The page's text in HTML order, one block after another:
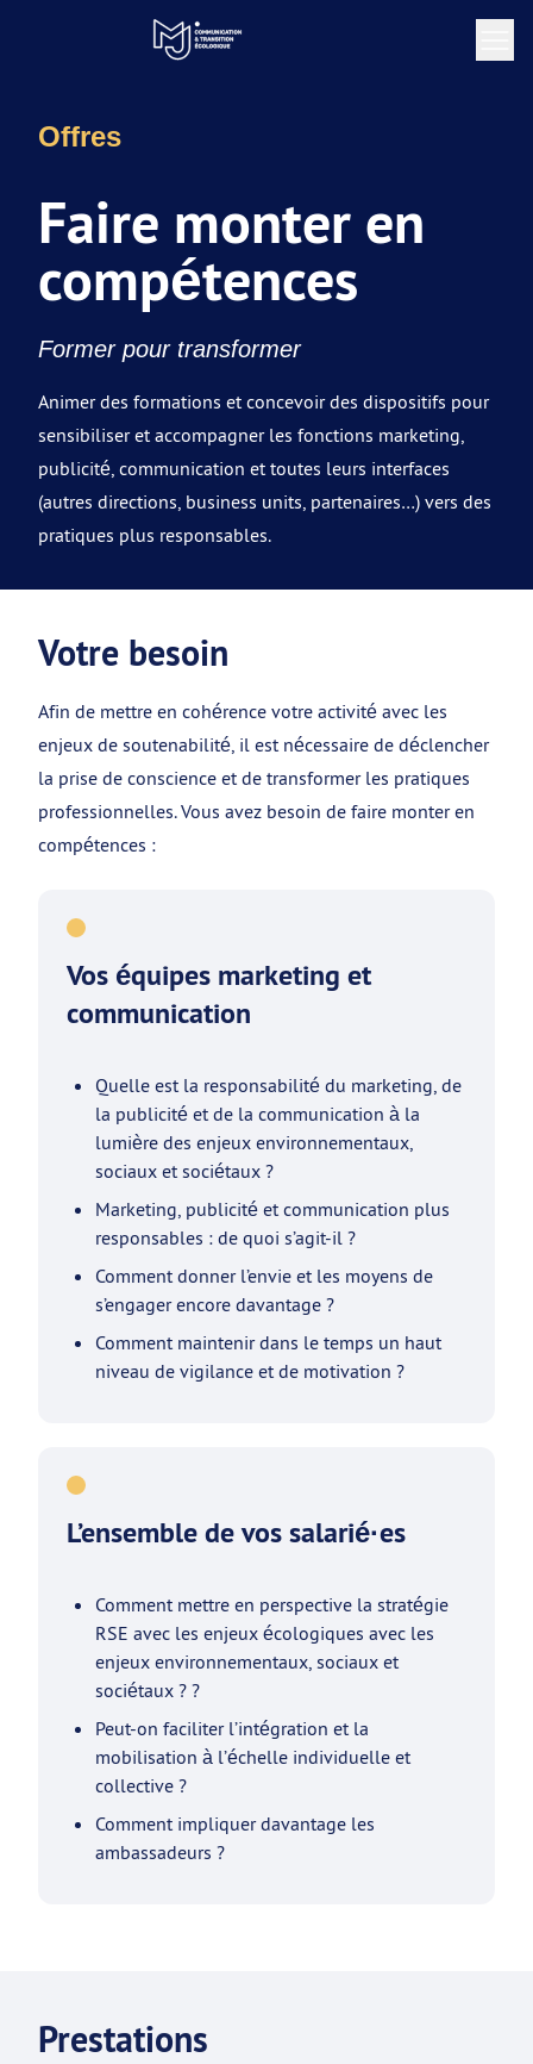
Offres
Faire monter en
compétences
Former pour transformer
Animer des formations et concevoir des dispositifs pour
sensibiliser et accompagner les fonctions marketing,
publicité, communication et toutes leurs interfaces
(autres directions, business units, partenaires…) vers des
pratiques plus responsables.
Votre besoin
Afin de mettre en cohérence votre activité avec les
enjeux de soutenabilité, il est nécessaire de déclencher
la prise de conscience et de transformer les pratiques
professionnelles. Vous avez besoin de faire monter en
compétences :
Vos équipes marketing et
communication
Quelle est la responsabilité du marketing, de
la publicité et de la communication à la
lumière des enjeux environnementaux,
sociaux et sociétaux ?
Marketing, publicité et communication plus
responsables : de quoi s’agit-il ?
Comment donner l’envie et les moyens de
s’engager encore davantage ?
Comment maintenir dans le temps un haut
niveau de vigilance et de motivation ?
L’ensemble de vos salarié·es
Comment mettre en perspective la stratégie
RSE avec les enjeux écologiques avec les
enjeux environnementaux, sociaux et
sociétaux ? ?
Peut-on faciliter l’intégration et la
mobilisation à l’échelle individuelle et
collective ?
Comment impliquer davantage les
ambassadeurs ?
Prestations